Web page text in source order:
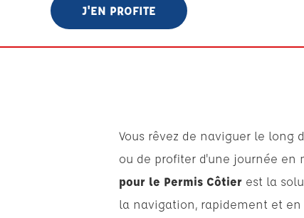
J'EN PROFITE
Vous rêvez de naviguer le long
ou de profiter d'une journée en
pour le Permis Côtier est la
la navigation, rapidement et